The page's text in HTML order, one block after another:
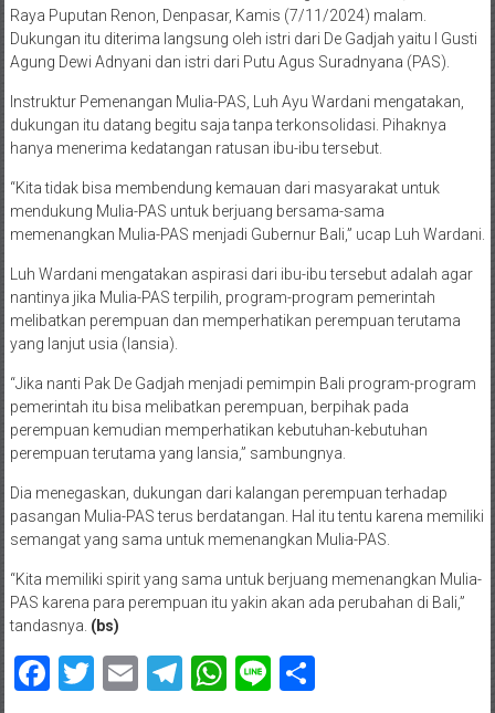
Raya Puputan Renon, Denpasar, Kamis (7/11/2024) malam.
Dukungan itu diterima langsung oleh istri dari De Gadjah yaitu I Gusti
Agung Dewi Adnyani dan istri dari Putu Agus Suradnyana (PAS).
Instruktur Pemenangan Mulia-PAS, Luh Ayu Wardani mengatakan,
dukungan itu datang begitu saja tanpa terkonsolidasi. Pihaknya
hanya menerima kedatangan ratusan ibu-ibu tersebut.
“Kita tidak bisa membendung kemauan dari masyarakat untuk
mendukung Mulia-PAS untuk berjuang bersama-sama
memenangkan Mulia-PAS menjadi Gubernur Bali,” ucap Luh Wardani.
Luh Wardani mengatakan aspirasi dari ibu-ibu tersebut adalah agar
nantinya jika Mulia-PAS terpilih, program-program pemerintah
melibatkan perempuan dan memperhatikan perempuan terutama
yang lanjut usia (lansia).
“Jika nanti Pak De Gadjah menjadi pemimpin Bali program-program
pemerintah itu bisa melibatkan perempuan, berpihak pada
perempuan kemudian memperhatikan kebutuhan-kebutuhan
perempuan terutama yang lansia,” sambungnya.
Dia menegaskan, dukungan dari kalangan perempuan terhadap
pasangan Mulia-PAS terus berdatangan. Hal itu tentu karena memiliki
semangat yang sama untuk memenangkan Mulia-PAS.
“Kita memiliki spirit yang sama untuk berjuang memenangkan Mulia-
PAS karena para perempuan itu yakin akan ada perubahan di Bali,”
tandasnya. (bs)
Facebook
Twitter
EmailTelegram
WhatsApp
LineShare